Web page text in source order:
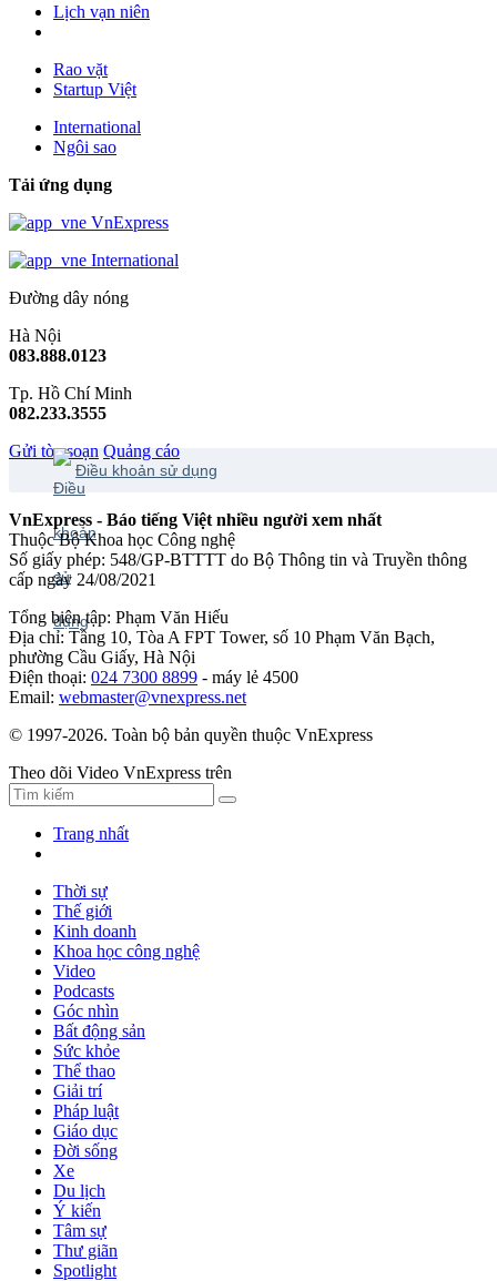
Lịch vạn niên
Rao vặt
Startup Việt
International
Ngôi sao
Tải ứng dụng
VnExpress
International
Đường dây nóng
Hà Nội
083.888.0123
Tp. Hồ Chí Minh
082.233.3555
Gửi tòa soạn Quảng cáo
Điều khoản sử dụng
VnExpress - Báo tiếng Việt nhiều người xem nhất
Thuộc Bộ Khoa học Công nghệ
Số giấy phép: 548/GP-BTTTT do Bộ Thông tin và Truyền thông
cấp ngày 24/08/2021
Tổng biên tập: Phạm Văn Hiếu
Địa chỉ: Tầng 10, Tòa A FPT Tower, số 10 Phạm Văn Bạch,
phường Cầu Giấy, Hà Nội
Điện thoại: 024 7300 8899 - máy lẻ 4500
Email: webmaster@vnexpress.net
© 1997-2026. Toàn bộ bản quyền thuộc VnExpress
Theo dõi Video VnExpress trên
Trang nhất
Thời sự
Thế giới
Kinh doanh
Khoa học công nghệ
Video
Podcasts
Góc nhìn
Bất động sản
Sức khỏe
Thể thao
Giải trí
Pháp luật
Giáo dục
Đời sống
Xe
Du lịch
Ý kiến
Tâm sự
Thư giãn
Spotlight